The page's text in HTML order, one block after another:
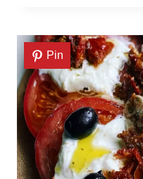
Pin